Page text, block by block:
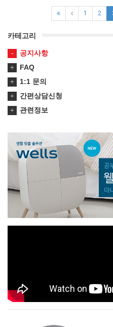
1 2
카테고리
공지사항
FAQ
1:1 문의
간편상담신청
관련정보